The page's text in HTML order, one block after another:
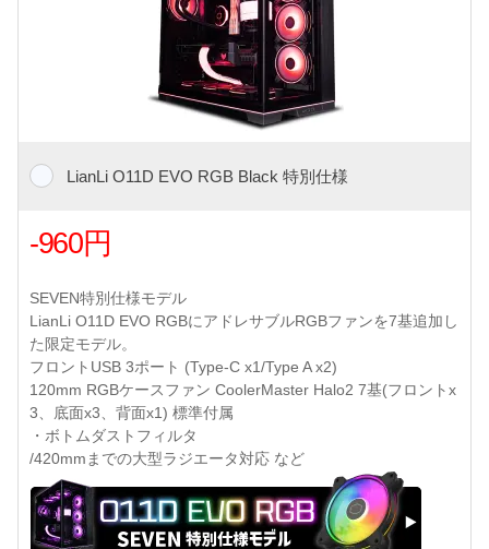
LianLi O11D EVO RGB Black 特別仕様
-960円
SEVEN特別仕様モデル
LianLi O11D EVO RGBにアドレサブルRGBファンを7基追加し
た限定モデル。
フロントUSB 3ポート (Type-C x1/Type A x2)
120mm RGBケースファン CoolerMaster Halo2 7基(フロントx
3、底面x3、背面x1) 標準付属
・ボトムダストフィルタ
/420mmまでの大型ラジエータ対応 など